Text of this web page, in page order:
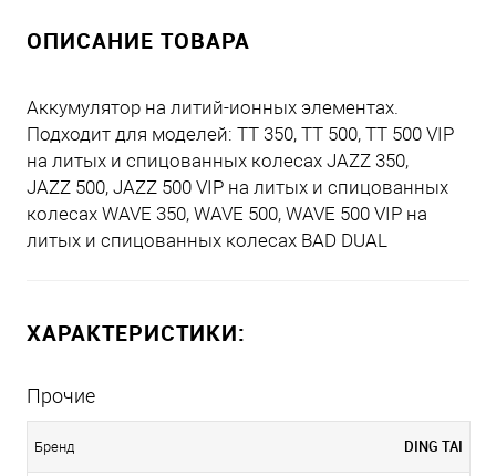
ОПИСАНИЕ ТОВАРА
Аккумулятор на литий-ионных элементах.
Подходит для моделей: TT 350, TT 500, TT 500 VIP
на литых и спицованных колесах JAZZ 350,
JAZZ 500, JAZZ 500 VIP на литых и спицованных
колесах WAVE 350, WAVE 500, WAVE 500 VIP на
литых и спицованных колесах BAD DUAL
ХАРАКТЕРИСТИКИ:
Прочие
Бренд DING TAI